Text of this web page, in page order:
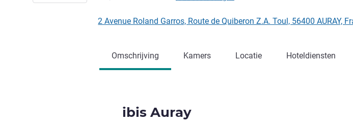
2 Avenue Roland Garros, Route de Quiberon Z.A. Toul, 56400 AURAY,
Omschrijving Kamers Locatie Hoteldiensten
ibis Auray